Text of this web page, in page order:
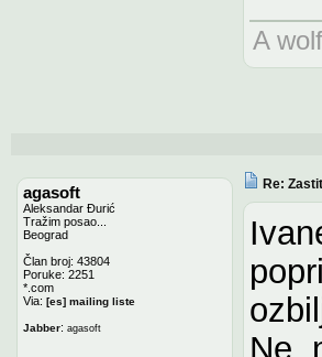
A
agasoft
Aleksandar Đurić
Tražim posao...
Beograd
Član broj: 43804
Poruke: 2251
*.com
Via: [es] mailing liste
Jabber: agasoft
Re:
Ne,